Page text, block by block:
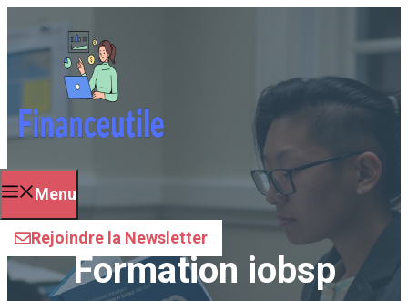
Menu
Rejoindre la Newsletter
Formation iobsp